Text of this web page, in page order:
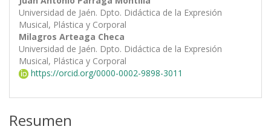
Universidad de Jaén. Dpto. Didáctica de la Expresión
Musical, Plástica y Corporal
Milagros Arteaga Checa
Universidad de Jaén. Dpto. Didáctica de la Expresión
Musical, Plástica y Corporal
https://orcid.org/0000-0002-9898-3011
Resumen